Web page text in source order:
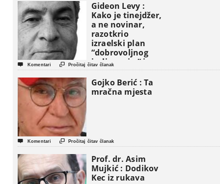
Gideon Levy :
Kako je tinejdžer,
a ne novinar,
razotkrio
izraelski plan
“dobrovoljnog
iseljavanja ” iz
Gaze
 Komentari  Pročitaj čitav članak
Gojko Berić : Ta
mračna mjesta
 Komentari  Pročitaj čitav članak
Prof. dr. Asim
Mujkić : Dodikov
Kec iz rukava